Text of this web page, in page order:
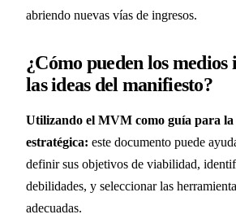
abriendo nuevas vías de ingresos.
¿Cómo pueden los
las ideas del manifiesto?
Utilizando el MVM como guía para
estratégica: este documento puede
definir sus objetivos de viabilidad,
debilidades, y seleccionar las
adecuadas.